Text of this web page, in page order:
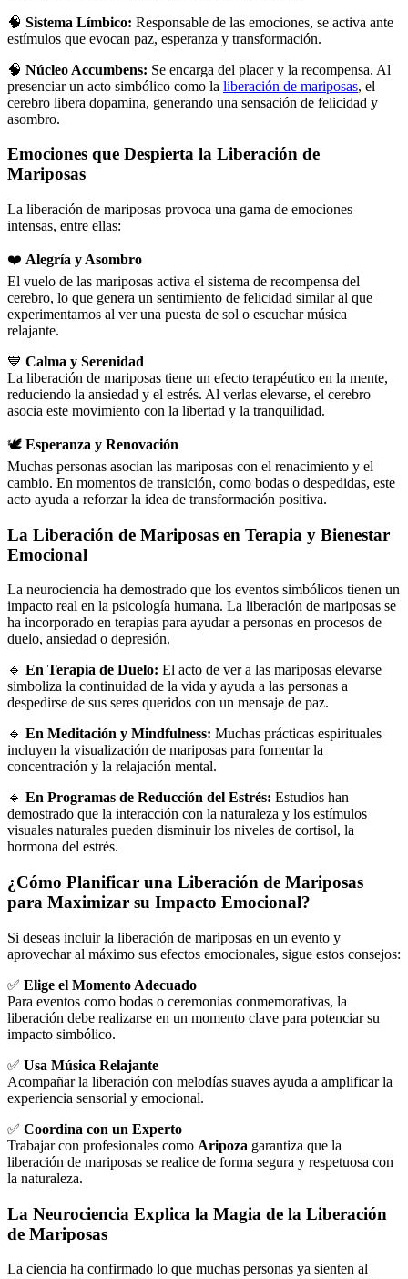
🧠 Sistema Límbico: Responsable de las emociones, se activa ante
estímulos que evocan paz, esperanza y transformación.
🧠 Núcleo Accumbens: Se encarga del placer y la recompensa. Al
presenciar un acto simbólico como la liberación de mariposas, el
cerebro libera dopamina, generando una sensación de felicidad y
asombro.
Emociones que Despierta la Liberación de
Mariposas
La liberación de mariposas provoca una gama de emociones
intensas, entre ellas:
❤️ Alegría y Asombro
El vuelo de las mariposas activa el sistema de recompensa del
cerebro, lo que genera un sentimiento de felicidad similar al que
experimentamos al ver una puesta de sol o escuchar música
relajante.
💙 Calma y Serenidad
La liberación de mariposas tiene un efecto terapéutico en la mente,
reduciendo la ansiedad y el estrés. Al verlas elevarse, el cerebro
asocia este movimiento con la libertad y la tranquilidad.
🕊 Esperanza y Renovación
Muchas personas asocian las mariposas con el renacimiento y el
cambio. En momentos de transición, como bodas o despedidas, este
acto ayuda a reforzar la idea de transformación positiva.
La Liberación de Mariposas en Terapia y Bienestar
Emocional
La neurociencia ha demostrado que los eventos simbólicos tienen un
impacto real en la psicología humana. La liberación de mariposas se
ha incorporado en terapias para ayudar a personas en procesos de
duelo, ansiedad o depresión.
🔹 En Terapia de Duelo: El acto de ver a las mariposas elevarse
simboliza la continuidad de la vida y ayuda a las personas a
despedirse de sus seres queridos con un mensaje de paz.
🔹 En Meditación y Mindfulness: Muchas prácticas espirituales
incluyen la visualización de mariposas para fomentar la
concentración y la relajación mental.
🔹 En Programas de Reducción del Estrés: Estudios han
demostrado que la interacción con la naturaleza y los estímulos
visuales naturales pueden disminuir los niveles de cortisol, la
hormona del estrés.
¿Cómo Planificar una Liberación de Mariposas
para Maximizar su Impacto Emocional?
Si deseas incluir la liberación de mariposas en un evento y
aprovechar al máximo sus efectos emocionales, sigue estos consejos:
✅ Elige el Momento Adecuado
Para eventos como bodas o ceremonias conmemorativas, la
liberación debe realizarse en un momento clave para potenciar su
impacto simbólico.
✅ Usa Música Relajante
Acompañar la liberación con melodías suaves ayuda a amplificar la
experiencia sensorial y emocional.
✅ Coordina con un Experto
Trabajar con profesionales como Aripoza garantiza que la
liberación de mariposas se realice de forma segura y respetuosa con
la naturaleza.
La Neurociencia Explica la Magia de la Liberación
de Mariposas
La ciencia ha confirmado lo que muchas personas ya sienten al